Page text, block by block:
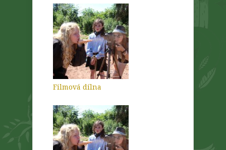
Filmová dílna